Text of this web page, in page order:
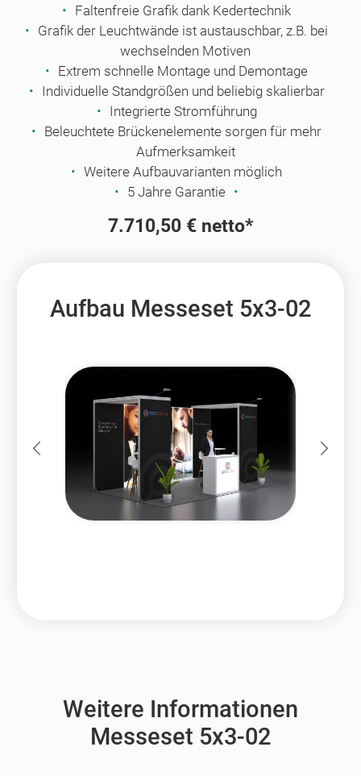
Faltenfreie Grafik dank Kedertechnik
Grafik der Leuchtwände ist austauschbar, z.B. bei
wechselnden Motiven
Extrem schnelle Montage und Demontage
Individuelle Standgrößen und beliebig skalierbar
Integrierte Stromführung
Beleuchtete Brückenelemente sorgen für mehr
Aufmerksamkeit
Weitere Aufbauvarianten möglich
5 Jahre Garantie
7.710,50 € netto*
Aufbau Messeset 5x3-02
Weitere Informationen
Messeset 5x3-02